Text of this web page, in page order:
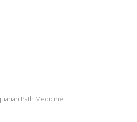
Path Medicine